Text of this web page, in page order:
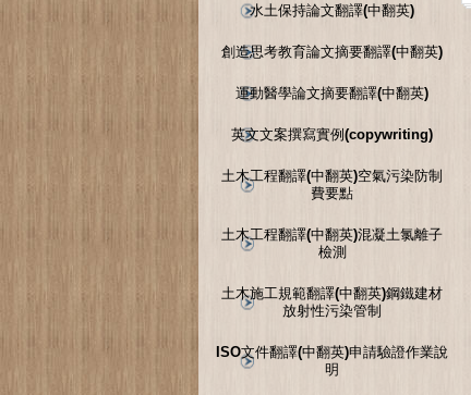
水土保持論文翻譯(中翻英)
創造思考教育論文摘要翻譯(中翻英)
運動醫學論文摘要翻譯(中翻英)
英文文案撰寫實例(copywriting)
土木工程翻譯(中翻英)空氣污染防制
費要點
土木工程翻譯(中翻英)混凝土氯離子
檢測
土木施工規範翻譯(中翻英)鋼鐵建材
放射性污染管制
ISO文件翻譯(中翻英)申請驗證作業說
明